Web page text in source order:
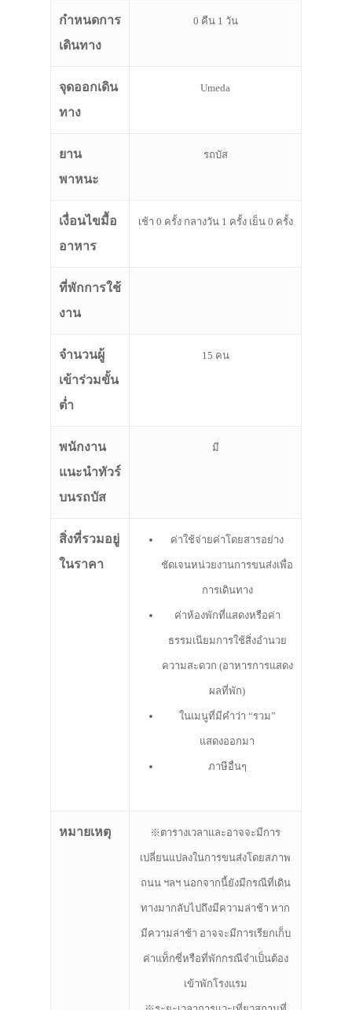
กำหนดการ
เดินทาง
0 คืน 1 วัน
จุดออกเดิน
ทาง
Umeda
ยาน
พาหนะ
รถบัส
เงื่อนไขมื้อ
อาหาร
เช้า 0 ครั้ง กลางวัน 1 ครั้ง เย็น 0 ครั้ง
ที่พักการใช้
งาน
จำนวนผู้
เข้าร่วมขั้น
ต่ำ
15 คน
พนักงาน
แนะนำทัวร์
บนรถบัส
มี
สิ่งที่รวมอยู่
ในราคา
ค่าใช้จ่ายค่าโดยสารอย่าง
ชัดเจนหน่วยงานการขนส่งเพื่อ
การเดินทาง
ค่าห้องพักที่แสดงหรือค่า
ธรรมเนียมการใช้สิ่งอำนวย
ความสะดวก (อาหารการแสดง
ผลที่พัก)
ในเมนูที่มีคำว่า “รวม”
แสดงออกมา
ภาษีอื่นๆ
หมายเหตุ ※ตารางเวลาและอาจจะมีการ
เปลี่ยนแปลงในการขนส่งโดยสภาพ
ถนน ฯลฯ นอกจากนี้ยังมีกรณีที่เดิน
ทางมากลับไปถึงมีความล่าช้า หาก
มีความล่าช้า อาจจะมีการเรียกเก็บ
ค่าแท็กซี่หรือที่พักกรณีจำเป็นต้อง
เข้าพักโรงแรม